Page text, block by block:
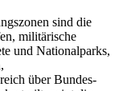
sind die
militärische
und Nationalparks,
über Bundes-